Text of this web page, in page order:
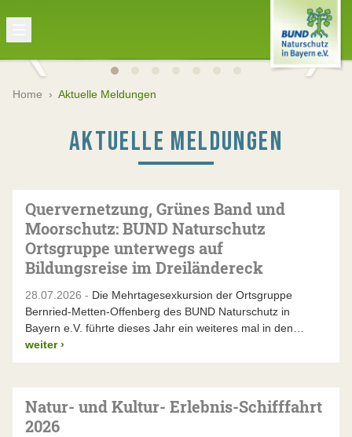
Home › Aktuelle Meldungen
AKTUELLE MELDUNGEN
Quervernetzung, Grünes Band und
Moorschutz: BUND Naturschutz
Ortsgruppe unterwegs auf
Bildungsreise im Dreiländereck
28.07.2026 - Die Mehrtagesexkursion der Ortsgruppe
Bernried-Metten-Offenberg des BUND Naturschutz in
Bayern e.V. führte dieses Jahr ein weiteres mal in den…
weiter ›
Natur- und Kultur- Erlebnis-Schifffahrt
2026